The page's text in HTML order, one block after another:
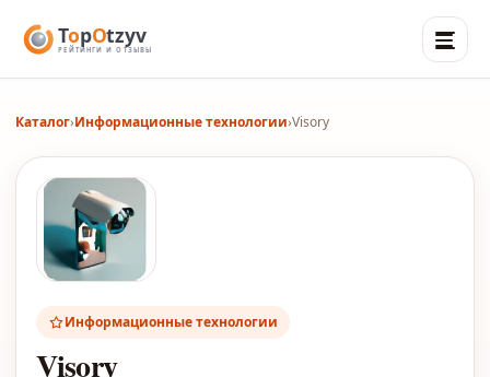
Каталог›Информационные технологии›Visory
Информационные технологии
Visory